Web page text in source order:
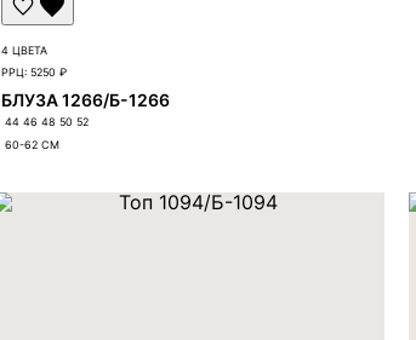
4 ЦВЕТА
РРЦ:5250 ₽
БЛУЗА 1266/Б-1266
44 46 48 50 52
60-62СМ